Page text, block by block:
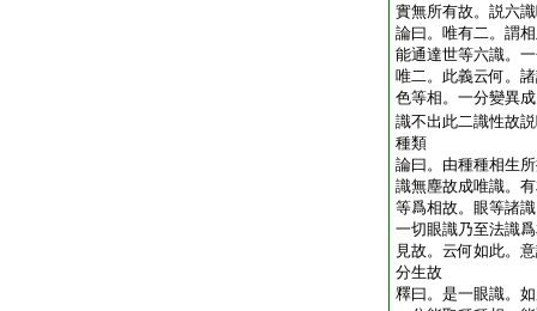
實無所有故。説六
論曰。唯有二。謂
能通達世等六識。
唯二。此義云何。
色等相。一分變異
識不出此二識性故
種類
論曰。由種種相生
識無塵故成唯識。
等爲相故。眼等諸
一切眼識乃至法識
見故。云何如此。
分生故
釋曰。是一眼識。